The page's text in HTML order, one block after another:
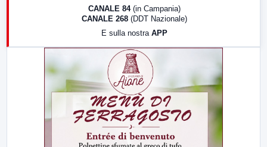
CANALE 84 (in Campania)
CANALE 268 (DDT Nazionale)
E sulla nostra APP